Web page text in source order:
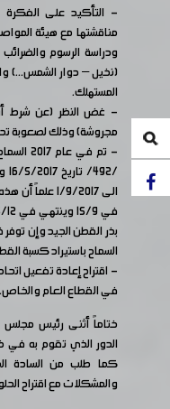
- التأكيد على الفكرة
مناقشتها مع هيئة
ودراسة الرسوم
(نخيل – دوار الشمس...)
المستهلك.
- غض النظر (عن شرط أن
مجروشة) وذلك لصعوبة
- تم في
الى 1/9/2017
بذر القطن الجيد وإن
السماح باستيراد كسبة
- اقتراح إعادة تفعيل
في القطاع العام والخاص.
ختاماً أثنى رئيس مجلس
الدور الذي تقوم به
كما طلب من السادة
والمشكلات مع اقتراح